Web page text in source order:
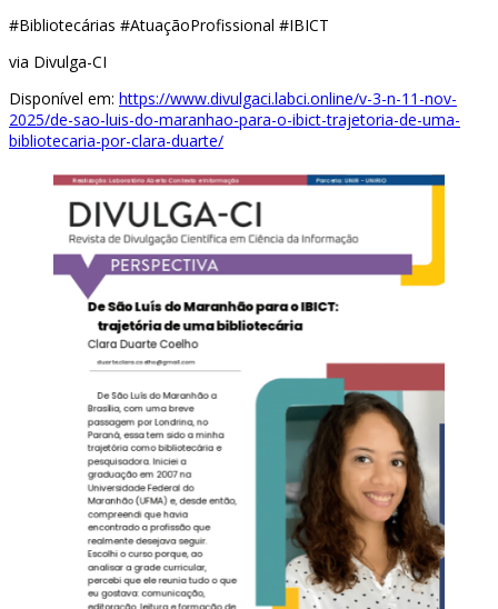
#Bibliotecárias #AtuaçãoProfissional #IBICT
via Divulga-CI
Disponível em: https://www.divulgaci.labci.online/v-3-n-11-nov-
2025/de-sao-luis-do-maranhao-para-o-ibict-trajetoria-de-uma-
bibliotecaria-por-clara-duarte/